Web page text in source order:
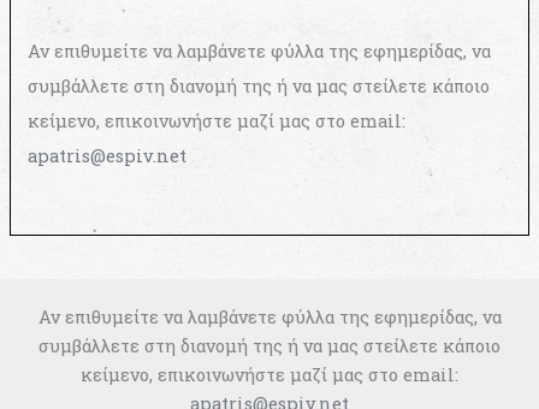
Αν επιθυμείτε να λαμβάνετε φύλλα της εφημερίδας, να
συμβάλλετε στη διανομή της ή να μας στείλετε κάποιο
κείμενο, επικοινωνήστε μαζί μας στο email:
apatris@espiv.net
Αν επιθυμείτε να λαμβάνετε φύλλα της εφημερίδας, να
συμβάλλετε στη διανομή της ή να μας στείλετε κάποιο
κείμενο, επικοινωνήστε μαζί μας στο email:
apatris@espiv.net